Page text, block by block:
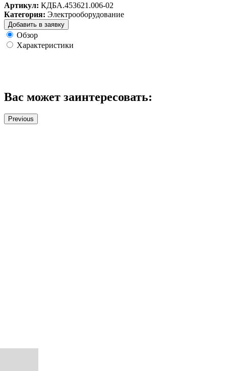
Артикул: КДБА.453621.006-02
Категория: Электрооборудование
Добавить в заявку
Обзор
Характеристики
Вас может заинтересовать:
Previous